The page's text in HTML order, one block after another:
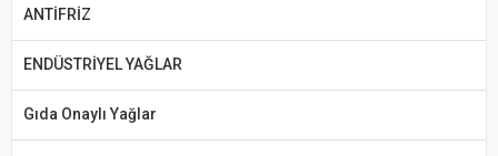
ANTİFRİZ
ENDÜSTRİYEL YAĞLAR
Gıda Onaylı Yağlar